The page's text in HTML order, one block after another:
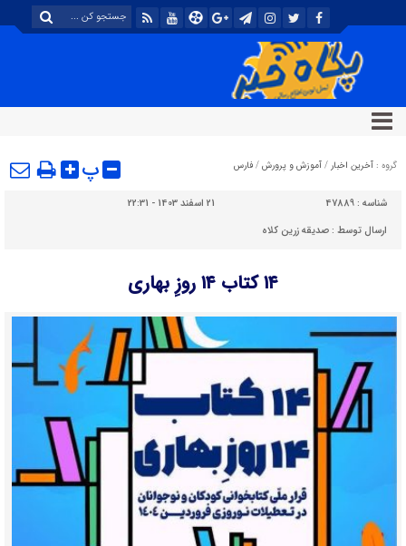
گروه : آخرین اخبار / آموزش و پرورش / فارس پ
شناسه : 47889
21 اسفند 1403 - 22:31
ارسال توسط : صدیقه زرین کلاه
۱۴ کتاب ۱۴ روزِ بهاری